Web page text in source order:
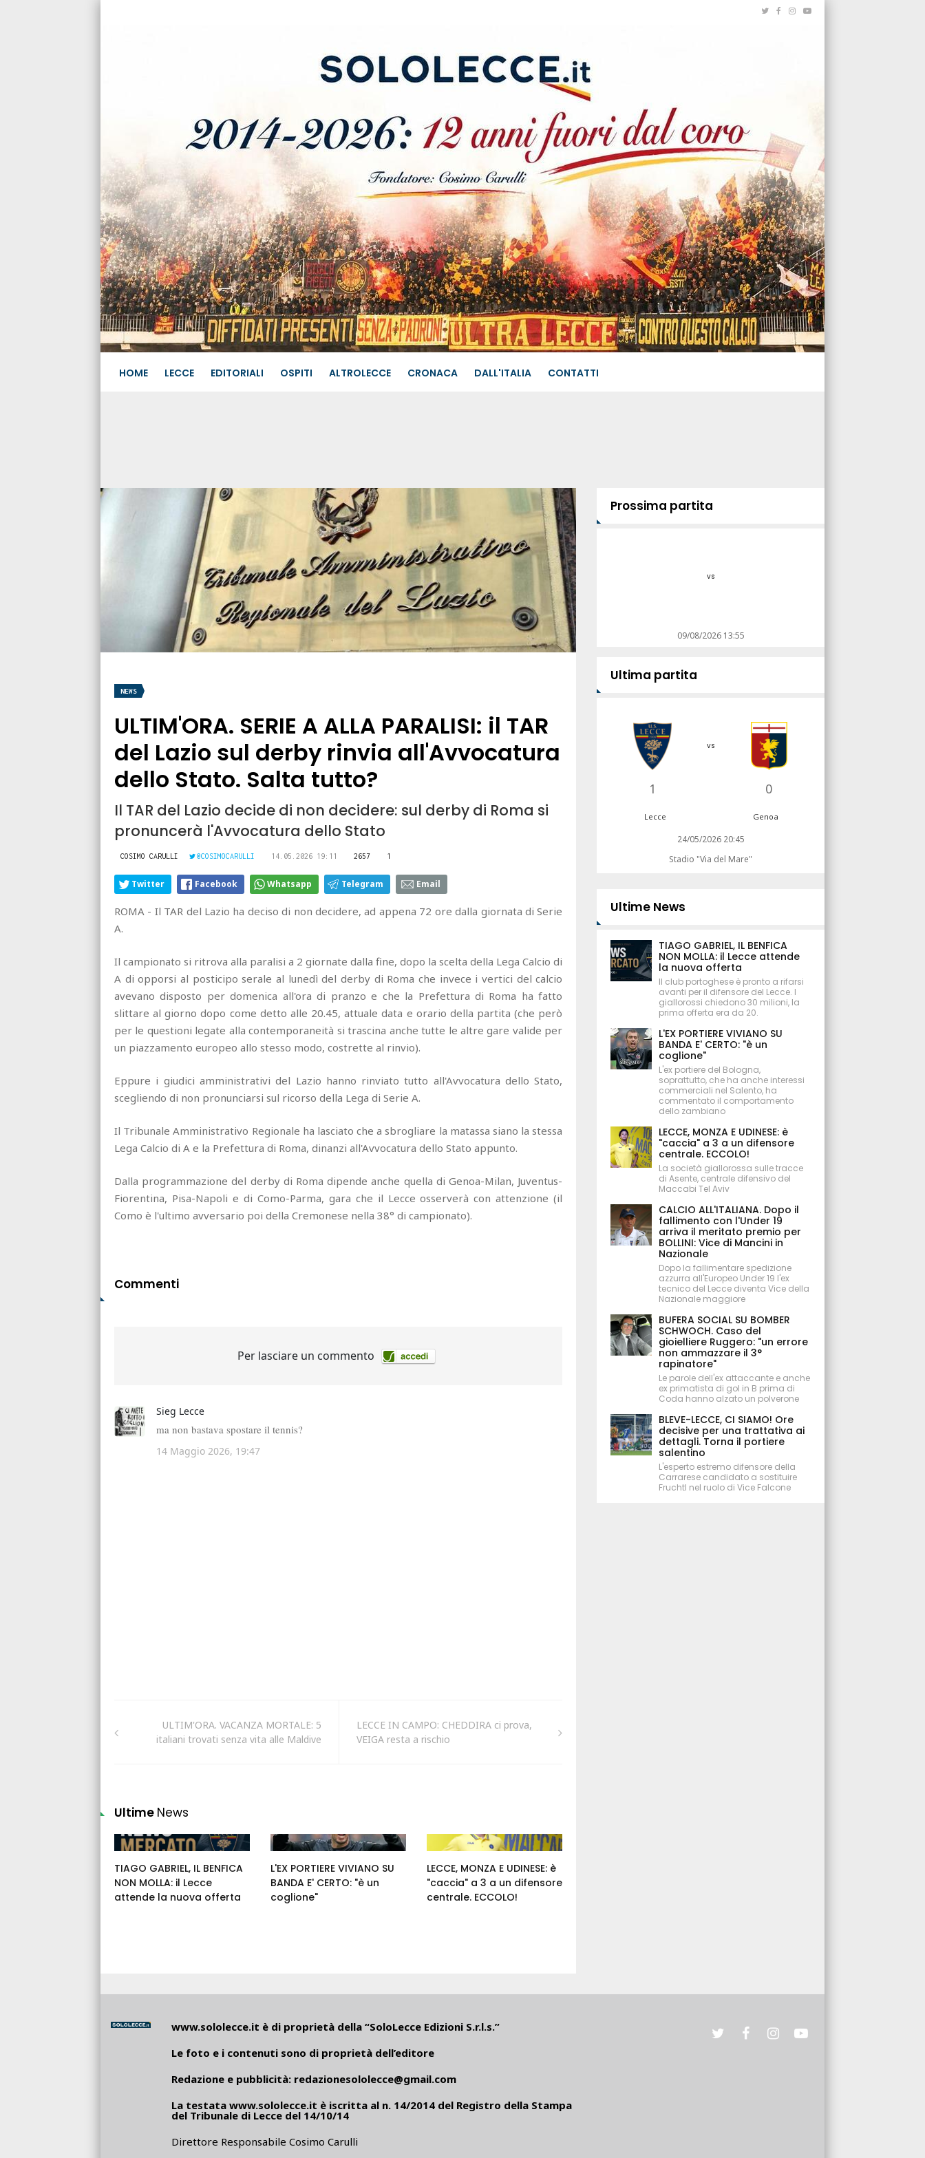
HOME LECCE EDITORIALI OSPITI ALTROLECCE CRONACA DALL'ITALIA CONTATTI
NEWS
ULTIM'ORA. SERIE A ALLA PARALISI: il TAR
del Lazio sul derby rinvia all'Avvocatura
dello Stato. Salta tutto?
Il TAR del Lazio decide di non decidere: sul derby di Roma si
pronuncerà l'Avvocatura dello Stato
COSIMO CARULLI @COSIMOCARULLI 14.05.2026 19:11 2657 1
Twitter Facebook Whatsapp Telegram Email
ROMA - Il TAR del Lazio ha deciso di non decidere, ad appena 72 ore dalla giornata di Serie
A.
Il campionato si ritrova alla paralisi a 2 giornate dalla fine, dopo la scelta della Lega Calcio di
A di opporsi al posticipo serale al lunedì del derby di Roma che invece i vertici del calcio
avevano disposto per domenica all'ora di pranzo e che la Prefettura di Roma ha fatto
slittare al giorno dopo come detto alle 20.45, attuale data e orario della partita (che però
per le questioni legate alla contemporaneità si trascina anche tutte le altre gare valide per
un piazzamento europeo allo stesso modo, costrette al rinvio).
Eppure i giudici amministrativi del Lazio hanno rinviato tutto all'Avvocatura dello Stato,
scegliendo di non pronunciarsi sul ricorso della Lega di Serie A.
Il Tribunale Amministrativo Regionale ha lasciato che a sbrogliare la matassa siano la stessa
Lega Calcio di A e la Prefettura di Roma, dinanzi all'Avvocatura dello Stato appunto.
Dalla programmazione del derby di Roma dipende anche quella di Genoa-Milan, Juventus-
Fiorentina, Pisa-Napoli e di Como-Parma, gara che il Lecce osserverà con attenzione (il
Como è l'ultimo avversario poi della Cremonese nella 38° di campionato).
Commenti
ULTIM'ORA. VACANZA MORTALE: 5
italiani trovati senza vita alle Maldive
LECCE IN CAMPO: CHEDDIRA ci prova,
VEIGA resta a rischio
Ultime News
TIAGO GABRIEL, IL BENFICA
NON MOLLA: il Lecce
attende la nuova offerta
L'EX PORTIERE VIVIANO SU
BANDA E' CERTO: "è un
coglione"
LECCE, MONZA E UDINESE: è
"caccia" a 3 a un difensore
centrale. ECCOLO!
Prossima partita
vs
09/08/2026 13:55
Ultima partita
1
vs
0
Lecce Genoa
24/05/2026 20:45
Stadio "Via del Mare"
Ultime News
TIAGO GABRIEL, IL BENFICA
NON MOLLA: il Lecce attende
la nuova offerta
Il club portoghese è pronto a rifarsi
avanti per il difensore del Lecce. I
giallorossi chiedono 30 milioni, la
prima offerta era da 20.
L'EX PORTIERE VIVIANO SU
BANDA E' CERTO: "è un
coglione"
L'ex portiere del Bologna,
soprattutto, che ha anche interessi
commerciali nel Salento, ha
commentato il comportamento
dello zambiano
LECCE, MONZA E UDINESE: è
"caccia" a 3 a un difensore
centrale. ECCOLO!
La società giallorossa sulle tracce
di Asente, centrale difensivo del
Maccabi Tel Aviv
CALCIO ALL'ITALIANA. Dopo il
fallimento con l'Under 19
arriva il meritato premio per
BOLLINI: Vice di Mancini in
Nazionale
Dopo la fallimentare spedizione
azzurra all'Europeo Under 19 l'ex
tecnico del Lecce diventa Vice della
Nazionale maggiore
BUFERA SOCIAL SU BOMBER
SCHWOCH. Caso del
gioielliere Ruggero: "un errore
non ammazzare il 3°
rapinatore"
Le parole dell'ex attaccante e anche
ex primatista di gol in B prima di
Coda hanno alzato un polverone
BLEVE-LECCE, CI SIAMO! Ore
decisive per una trattativa ai
dettagli. Torna il portiere
salentino
L'esperto estremo difensore della
Carrarese candidato a sostituire
Fruchtl nel ruolo di Vice Falcone
www.sololecce.it è di proprietà della “SoloLecce Edizioni S.r.l.s.”
Le foto e i contenuti sono di proprietà dell’editore
Redazione e pubblicità: redazionesololecce@gmail.com
La testata www.sololecce.it è iscritta al n. 14/2014 del Registro della Stampa
del Tribunale di Lecce del 14/10/14
Direttore Responsabile Cosimo Carulli